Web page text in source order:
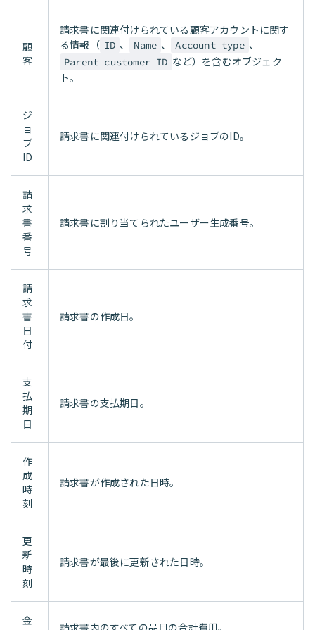
顧
客
請求書に関連付けられている顧客アカウントに関す
る情報（ ID 、 Name 、 Account type 、
Parent customer ID など）を含むオブジェク
ト。
ジ
ョ
ブ
ID
請求書に関連付けられているジョブのID。
請
求
書
番
号
請求書に割り当てられたユーザー生成番号。
請
求
書
日
付
請求書の作成日。
支
払
期
日
請求書の支払期日。
作
成
時
刻
請求書が作成された日時。
更
新
時
刻
請求書が最後に更新された日時。
金
請求書内のすべての品目の合計費用。